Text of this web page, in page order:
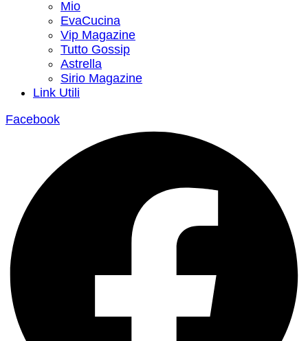
Mio
EvaCucina
Vip Magazine
Tutto Gossip
Astrella
Sirio Magazine
Link Utili
Facebook